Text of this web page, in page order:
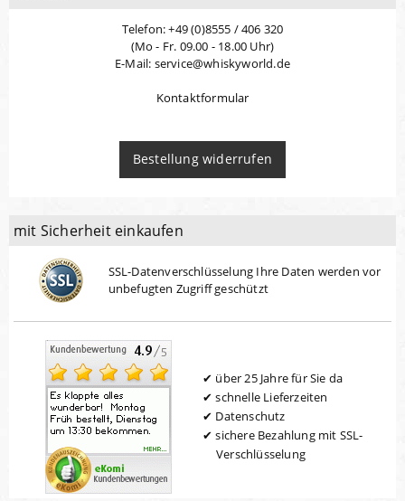
Telefon: +49 (0)8555 / 406 320
(Mo - Fr. 09.00 - 18.00 Uhr)
E-Mail: service@whiskyworld.de
Kontaktformular
Bestellung widerrufen
mit Sicherheit einkaufen
SSL-Datenverschlüsselung Ihre Daten werden vor
unbefugten Zugriff geschützt
über 25 Jahre für Sie da
schnelle Lieferzeiten
Datenschutz
sichere Bezahlung mit SSL-
Verschlüsselung